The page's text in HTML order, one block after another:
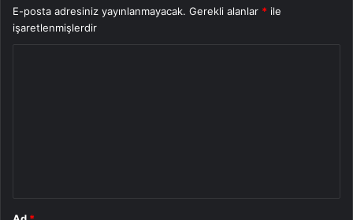
E-posta adresiniz yayınlanmayacak. Gerekli alanlar * ile
işaretlenmişlerdir